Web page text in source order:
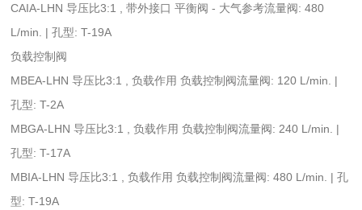
CAIA-LHN 导压比3:1 , 带外接口 平衡阀 - 大气参考流量阀: 480
L/min. | 孔型: T-19A
负载控制阀
MBEA-LHN 导压比3:1 , 负载作用 负载控制阀流量阀: 120 L/min. |
孔型: T-2A
MBGA-LHN 导压比3:1 , 负载作用 负载控制阀流量阀: 240 L/min. |
孔型: T-17A
MBIA-LHN 导压比3:1 , 负载作用 负载控制阀流量阀: 480 L/min. | 孔
型: T-19A